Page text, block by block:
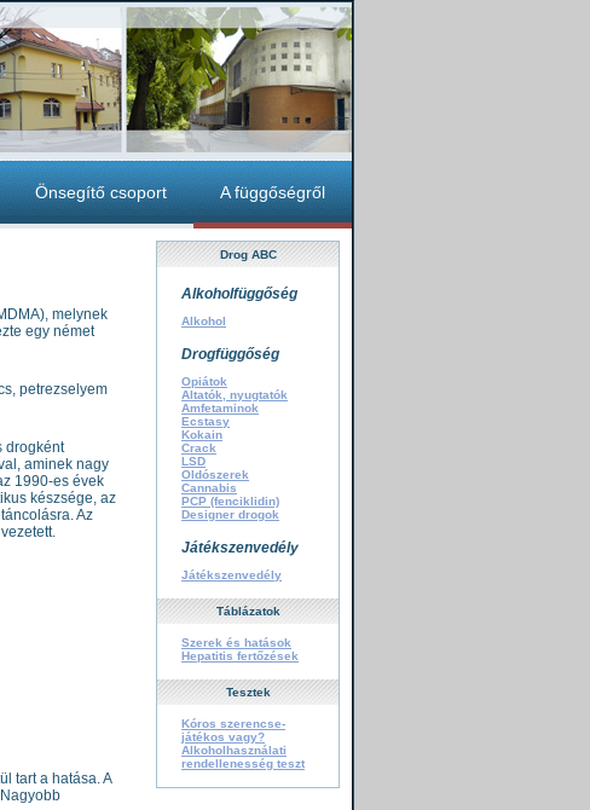
Önsegítő csoport A függőségről
Drog ABC
Alkoholfüggőség
Alkohol
Drogfüggőség
Opiátok
Altatók, nyugtatók
Amfetaminok
Ecstasy
Kokain
Crack
LSD
Oldószerek
Cannabis
PCP (fenciklidin)
Designer drogok
Játékszenvedély
Játékszenvedély
Táblázatok
Szerek és hatások
Hepatitis fertőzések
Tesztek
Kóros szerencse-
játékos vagy?
Alkoholhasználati
rendellenesség teszt
melynek
egy német
petrezselyem
drogként
aminek nagy
1990-es évek
készsége, az
Az
tart a hatása. A